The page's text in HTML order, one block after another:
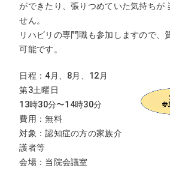
ができたり、張りつめていた気持ちが
せん。
リハビリの専門職も参加しますので、
可能です。
日程：4月、8月、12月
第3土曜日
13時30分〜14時30分
費用：無料
対象：認知症の方の家族介
護者等
会場：当院会議室